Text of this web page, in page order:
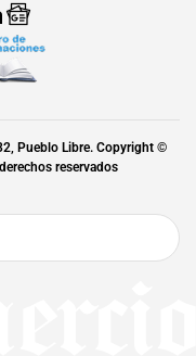
Pueblo Libre. Copyright ©
reservados